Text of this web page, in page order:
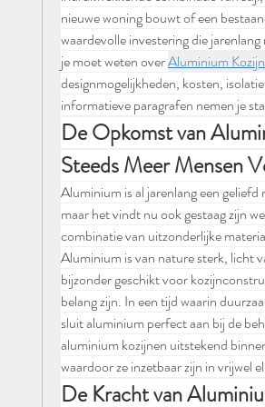
nieuwe woning bouwt of een
waardevolle investering die
je moet weten over Aluminium
designmogelijkheden, kosten,
informatieve paragrafen nemen je
De Opkomst van
Steeds Meer Mensen
Aluminium is al jarenlang een
maar het vindt nu ook gestaag zijn
combinatie van uitzonderlijke
Aluminium is van nature sterk, licht
bijzonder geschikt voor
belang zijn. In een tijd waarin
sluit aluminium perfect aan bij de
aluminium kozijnen uitstekend
waardoor ze inzetbaar zijn in vrijwel
De Kracht van